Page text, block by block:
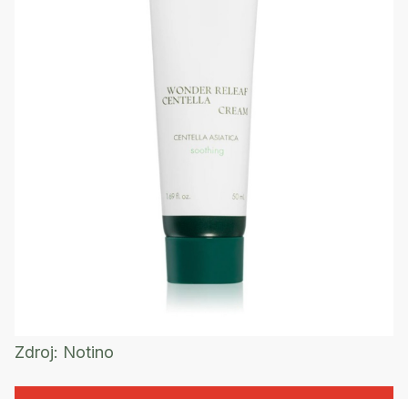
Zdroj: Notino